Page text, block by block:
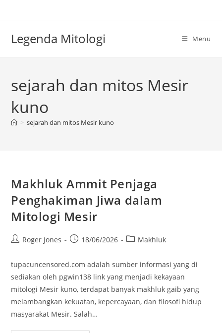
Legenda Mitologi Menu
sejarah dan mitos Mesir
kuno
> sejarah dan mitos Mesir kuno
Makhluk Ammit Penjaga
Penghakiman Jiwa dalam
Mitologi Mesir
PostRoger Jones
Post18/06/2026
PostMakhluk
tupacuncensored.com adalah sumber informasi yang di
sediakan oleh pgwin138 link yang menjadi kekayaan
mitologi Mesir kuno, terdapat banyak makhluk gaib yang
melambangkan kekuatan, kepercayaan, dan filosofi hidup
masyarakat Mesir. Salah…